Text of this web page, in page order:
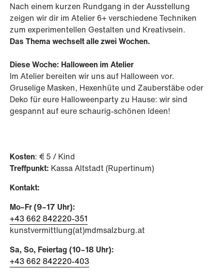
Nach einem kurzen Rundgang in der Ausstellung
zeigen wir dir im Atelier 6+ verschiedene Techniken
zum experimentellen Gestalten und Kreativsein.
Das Thema wechselt alle zwei Wochen.
Diese Woche: Halloween im Atelier
Im Atelier bereiten wir uns auf Halloween vor.
Gruselige Masken, Hexenhüte und Zauberstäbe oder
Deko für eure Halloweenparty zu Hause: wir sind
gespannt auf eure schaurig-schönen Ideen!
Kosten: € 5 / Kind
Treffpunkt: Kassa Altstadt (Rupertinum)
Kontakt:
Mo–Fr (9–17 Uhr):
+43 662 842220-351
kunstvermittlung(at)mdmsalzburg.at
Sa, So, Feiertag (10–18 Uhr):
​​​​​​​+43 662 842220-403